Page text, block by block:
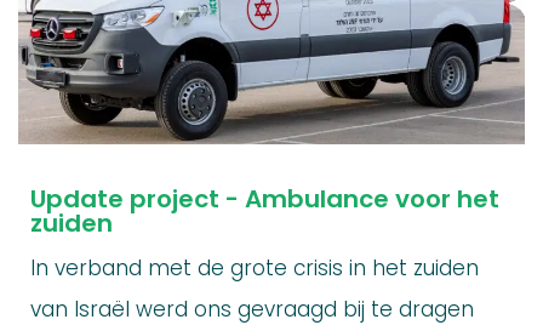
Update project - Ambulance voor het
zuiden
In verband met de grote crisis in het zuiden
van Israël werd ons gevraagd bij te dragen